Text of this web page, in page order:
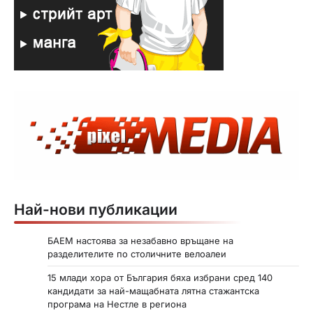
Най-нови публикации
БАЕМ настоява за незабавно връщане на
разделителите по столичните велоалеи
15 млади хора от България бяха избрани сред 140
кандидати за най-мащабната лятна стажантска
програма на Нестле в региона